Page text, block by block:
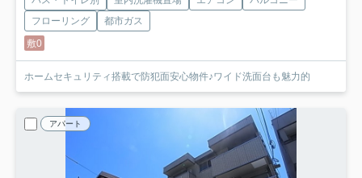
フローリング
都市ガス
敷0
ホームセキュリティ搭載で防犯面安心物件♪ワイド洗面台も魅力的
アパート